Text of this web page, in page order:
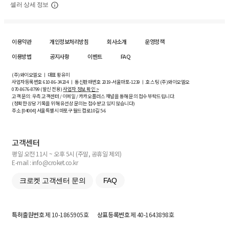
셀러 상세 정보
이용약관 개인정보처리방침 회사소개
운영정책
이용방법
공지사항 이벤트 FAQ
(주)와이오엘오 ㅣ 대표 황유미
사업자등록번호610-86-34204ㅣ 통신판매번호 2019-서울마포-1239 ㅣ 호스팅 (주)와이오엘오
070-8676-8799 (발신 전용)사업자 정보 확인 >
고객 문의: 우측 고객센터 / 이메일 / 카카오플러스 채널을 통해 문의 접수 부탁드립니다.
(정확한 상담 기록을 위해 유선상 문의는 접수받고 있지 않습니다)
주소 [04004] 서울특별시 마포구 월드컵로10길5-6
고객센터
평일 오전 11시 ~ 오후 5시 (주말, 공휴일 제외)
E-mail : info@croket.co.kr
크로켓 고객센터 문의 FAQ
특허출원번호제 10-1865905호 상표등록번호제 40-1643898호